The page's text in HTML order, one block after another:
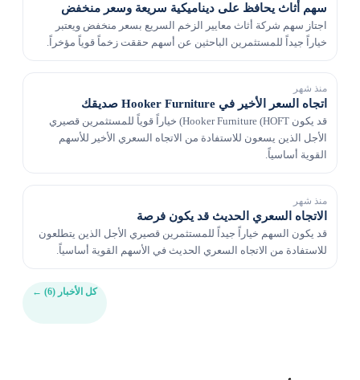
سهم أثاث يحافظ على ديناميكية سريعة وسعر منخفض
اجتاز سهم شركة أثاث معايير الزخم السريع بسعر منخفض ويعتبر
خياراً جيداً للمستثمرين الباحثين عن أسهم حققت زخماً قوياً مؤخراً.
منذ شهر
اتجاه السعر الأخير في Hooker Furniture صديقك
قد يكون Hooker Furniture (HOFT) خياراً قوياً للمستثمرين قصيري
الأجل الذين يسعون للاستفادة من الاتجاه السعري الأخير للأسهم
القوية أساسياً.
منذ شهر
الاتجاه السعري الحديث قد يكون فرصة
قد يكون السهم خياراً جيداً للمستثمرين قصيري الأجل الذين يتطلعون
للاستفادة من الاتجاه السعري الحديث في الأسهم القوية أساسياً.
كل الأخبار (6) ←